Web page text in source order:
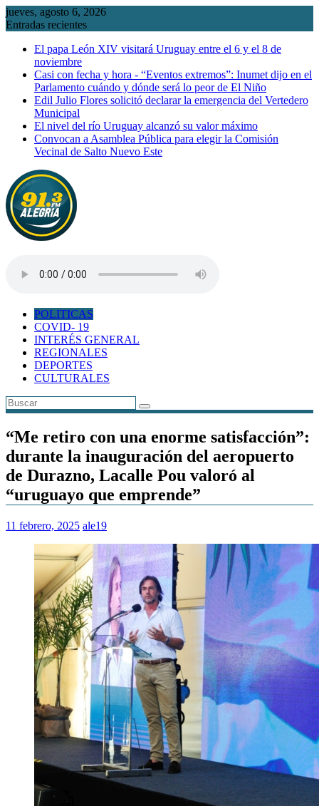
Saltar
al
jueves, agosto 6, 2026
Entradas recientes
El papa León XIV visitará Uruguay entre el 6 y el 8 de
noviembre
Casi con fecha y hora - “Eventos extremos”: Inumet dijo en el
Parlamento cuándo y dónde será lo peor de El Niño
Edil Julio Flores solicitó declarar la emergencia del Vertedero
Municipal
El nivel del río Uruguay alcanzó su valor máximo
Convocan a Asamblea Pública para elegir la Comisión
Vecinal de Salto Nuevo Este
POLITICAS
COVID- 19
INTERÉS GENERAL
REGIONALES
DEPORTES
CULTURALES
“Me retiro con una enorme satisfacción”:
durante la inauguración del aeropuerto
de Durazno, Lacalle Pou valoró al
“uruguayo que emprende”
11 febrero, 2025 ale19